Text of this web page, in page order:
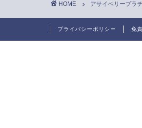
HOME アサイベリープラ
プライバシーポリシー 免